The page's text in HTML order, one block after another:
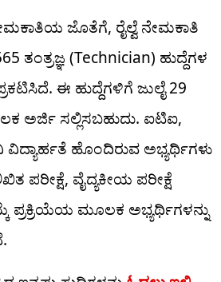
ಜೊತೆಗೆ, ರೈಲ್ವೆ ನೇಮಕಾತಿ
ತಂತ್ರಜ್ಞ (Technician) ಹುದ್ದೆಗಳ
ಈ ಹುದ್ದೆಗಳಿಗೆ ಜುಲೈ 29
ಅರ್ಜಿ ಸಲ್ಲಿಸಬಹುದು. ಐಟಿಐ,
ಹೊಂದಿರುವ ಅಭ್ಯರ್ಥಿಗಳು
ಪರೀಕ್ಷೆ, ವೈದ್ಯಕೀಯ ಪರೀಕ್ಷೆ
ಪ್ರಕ್ರಿಯೆಯ ಮೂಲಕ ಅಭ್ಯರ್ಥಿಗಳನ್ನು